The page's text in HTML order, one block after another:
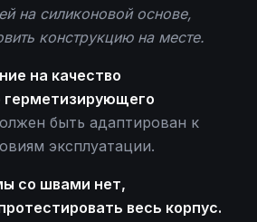
на силиконовой основе,
конструкцию на месте.
на качество
герметизирующего
быть адаптирован к
эксплуатации.
со швами нет,
весь корпус.